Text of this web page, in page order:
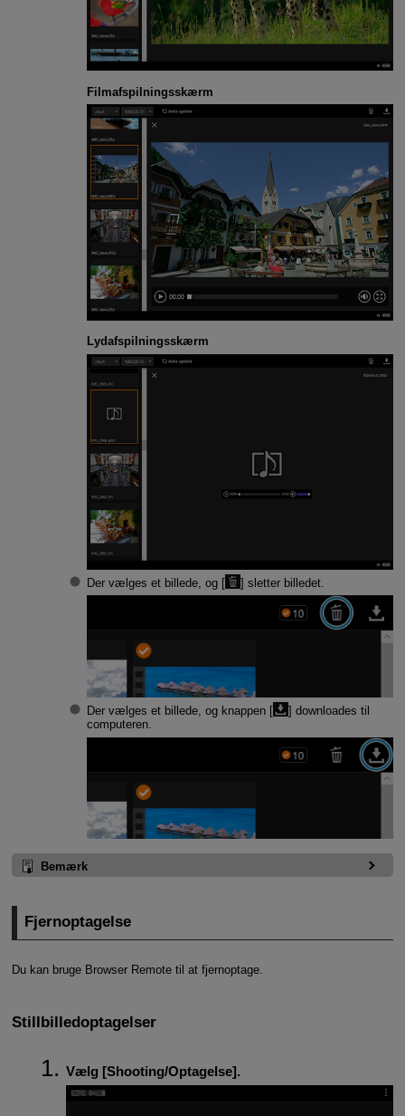
Filmafspilningsskærm
Lydafspilningsskærm
Der vælges et billede, og [ ] sletter billedet.
Der vælges et billede, og knappen [
] downloades til
computeren.
Bemærk
Fjernoptagelse
Du kan bruge Browser Remote til at fjernoptage.
Stillbilledoptagelser
Vælg [Shooting/Optagelse].